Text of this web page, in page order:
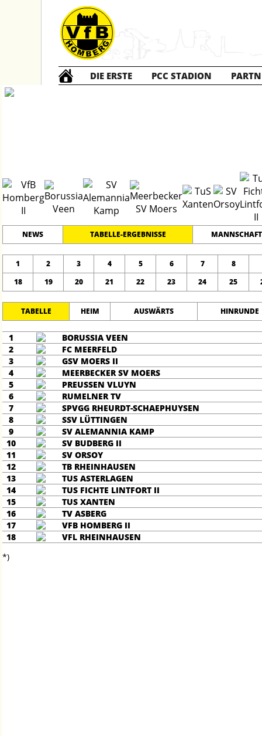
DIE ERSTE PCC STADION
NEWS TABELLE-ERGEBNISSE MANNSCHAFT
1 2 3 4 5 6 7
8
18
19 20 21 22 23 24 25
TABELLE HEIM AUSWÄRTS HINRUNDE
1
BORUSSIA VEEN
2
FC MEERFELD
3
GSV MOERS II
4
MEERBECKER SV MOERS
5
PREUSSEN VLUYN
6
RUMELNER TV
7
SPVGG RHEURDT-SCHAEPHUYSEN
8
SSV LÜTTINGEN
9
SV ALEMANNIA KAMP
10
SV BUDBERG II
11
SV ORSOY
12
TB RHEINHAUSEN
13
TUS ASTERLAGEN
14
TUS FICHTE LINTFORT II
15
TUS XANTEN
16
TV ASBERG
17
VFB HOMBERG II
18
VFL RHEINHAUSEN
*)